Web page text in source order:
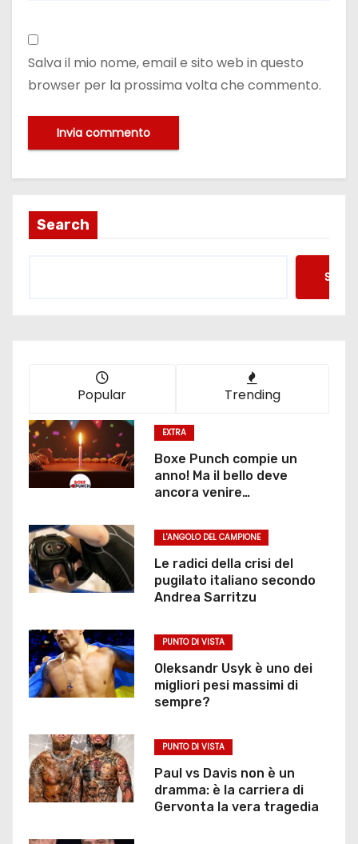
Salva il mio nome, email e sito web in questo
browser per la prossima volta che commento.
Search
Popular Trending
EXTRA
Boxe Punch compie un
anno! Ma il bello deve
ancora venire…
L'ANGOLO DEL CAMPIONE
Le radici della crisi del
pugilato italiano secondo
Andrea Sarritzu
PUNTO DI VISTA
Oleksandr Usyk è uno dei
migliori pesi massimi di
sempre?
PUNTO DI VISTA
Paul vs Davis non è un
dramma: è la carriera di
Gervonta la vera tragedia